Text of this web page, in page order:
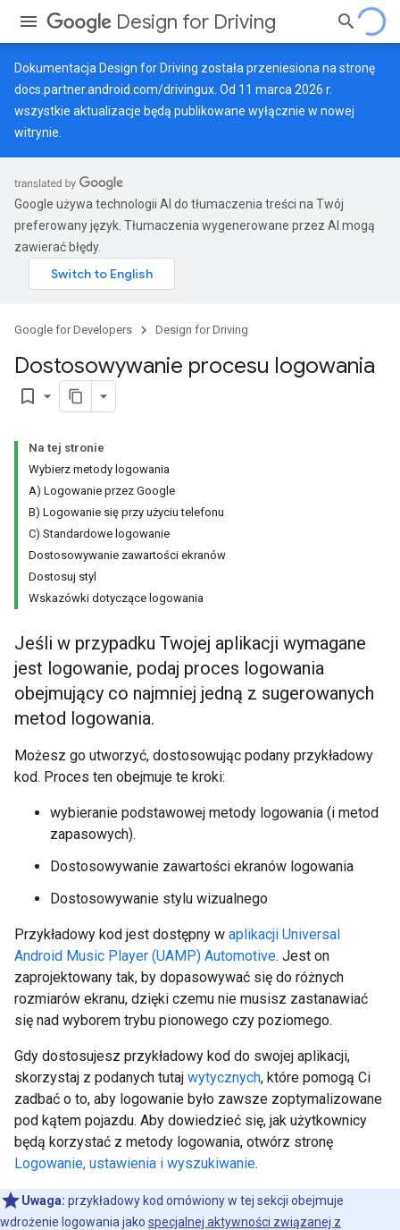
Design for Driving
Dokumentacja Design for Driving została przeniesiona na stronę
docs.partner.android.com/drivingux . Od 11 marca 2026 r.
wszystkie aktualizacje będą publikowane wyłącznie w nowej
witrynie.
Google używa technologii AI do tłumaczenia treści na Twój
preferowany język. Tłumaczenia wygenerowane przez AI mogą
zawierać błędy.
Google for Developers Design for Driving
Dostosowywanie procesu logowania
bookmark_border
Na tej stronie
Wybierz metody logowania
A) Logowanie przez Google
B) Logowanie się przy użyciu telefonu
C) Standardowe logowanie
Dostosowywanie zawartości ekranów
Dostosuj styl
Wskazówki dotyczące logowania
Jeśli w przypadku Twojej aplikacji wymagane
jest logowanie, podaj proces logowania
obejmujący co najmniej jedną z sugerowanych
metod logowania.
Możesz go utworzyć, dostosowując podany przykładowy
kod. Proces ten obejmuje te kroki:
wybieranie podstawowej metody logowania (i metod
zapasowych).
Dostosowywanie zawartości ekranów logowania
Dostosowywanie stylu wizualnego
Przykładowy kod jest dostępny w aplikacji Universal
Android Music Player (UAMP) Automotive. Jest on
zaprojektowany tak, by dopasowywać się do różnych
rozmiarów ekranu, dzięki czemu nie musisz zastanawiać
się nad wyborem trybu pionowego czy poziomego.
Gdy dostosujesz przykładowy kod do swojej aplikacji,
skorzystaj z podanych tutaj wytycznych, które pomogą Ci
zadbać o to, aby logowanie było zawsze zoptymalizowane
pod kątem pojazdu. Aby dowiedzieć się, jak użytkownicy
będą korzystać z metody logowania, otwórz stronę
Logowanie, ustawienia i wyszukiwanie.
Uwaga: przykładowy kod omówiony w tej sekcji obejmuje
wdrożenie logowania jako specjalnej aktywności związanej z